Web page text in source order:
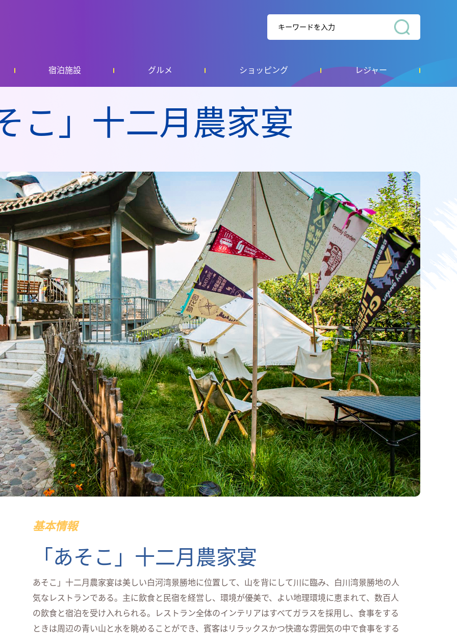
宿泊施設 グルメ ショッピング レジャー
こ」十二月農家宴
基本情報
「あそこ」十二月農家宴
あそこ」十二月農家宴は美しい白河湾景勝地に位置して、山を背にして川に臨み、白川湾景勝地の人
気なレストランである。主に飲食と民宿を経営し、環境が優美で、よい地理環境に恵まれて、数百人
の飲食と宿泊を受け入れられる。レストラン全体のインテリアはすべてガラスを採用し、食事をする
ときは周辺の青い山と水を眺めることができ、賓客はリラックスかつ快適な雰囲気の中で食事をする